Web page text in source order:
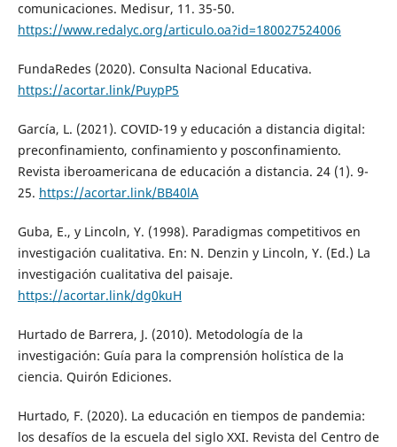
comunicaciones. Medisur, 11. 35-50.
https://www.redalyc.org/articulo.oa?id=180027524006
FundaRedes (2020). Consulta Nacional Educativa.
https://acortar.link/PuypP5
García, L. (2021). COVID-19 y educación a distancia digital:
preconfinamiento, confinamiento y posconfinamiento.
Revista iberoamericana de educación a distancia. 24 (1). 9-
25. https://acortar.link/BB40lA
Guba, E., y Lincoln, Y. (1998). Paradigmas competitivos en
investigación cualitativa. En: N. Denzin y Lincoln, Y. (Ed.) La
investigación cualitativa del paisaje.
https://acortar.link/dg0kuH
Hurtado de Barrera, J. (2010). Metodología de la
investigación: Guía para la comprensión holística de la
ciencia. Quirón Ediciones.
Hurtado, F. (2020). La educación en tiempos de pandemia:
los desafíos de la escuela del siglo XXI. Revista del Centro de